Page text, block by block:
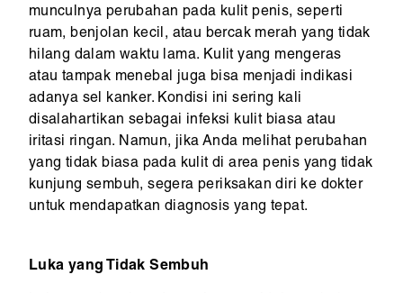
munculnya perubahan pada kulit penis, seperti
ruam, benjolan kecil, atau bercak merah yang tidak
hilang dalam waktu lama. Kulit yang mengeras
atau tampak menebal juga bisa menjadi indikasi
adanya sel kanker. Kondisi ini sering kali
disalahartikan sebagai infeksi kulit biasa atau
iritasi ringan. Namun, jika Anda melihat perubahan
yang tidak biasa pada kulit di area penis yang tidak
kunjung sembuh, segera periksakan diri ke dokter
untuk mendapatkan diagnosis yang tepat.
Luka yang Tidak Sembuh